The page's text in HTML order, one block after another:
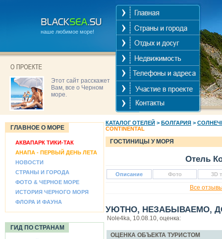
наше любимое море!
Этот сайт расскажет
Вам, все о Черном
море.
ГЛАВНОЕ О МОРЕ
АКВАПАРК ТИКИ-ТАК
АНАПА - ПЕРВЫЙ ДЕНЬ ЛЕТА
НОВОСТИ
СТРАНЫ И ГОРОДА
ФОТО & ЧЕРНОЕ МОРЕ
ИСТОРИЯ ЧЕРНОГО МОРЯ
ФЛОРА И ФАУНА
ГИД ПО СТРАНАМ
КАТАЛОГ ОТЕЛЕЙ > БОЛГАРИЯ >
CONTINENTAL
ГОСТИНИЦЫ У МОРЯ
Отель
Описание Фото 3D
Все
УЮТНО, НЕЗАБЫВАЕМО,
Nole4ka, 10.08.10, оценка:
ОЦЕНКА ОБЪЕКТА ТУРИСТОМ